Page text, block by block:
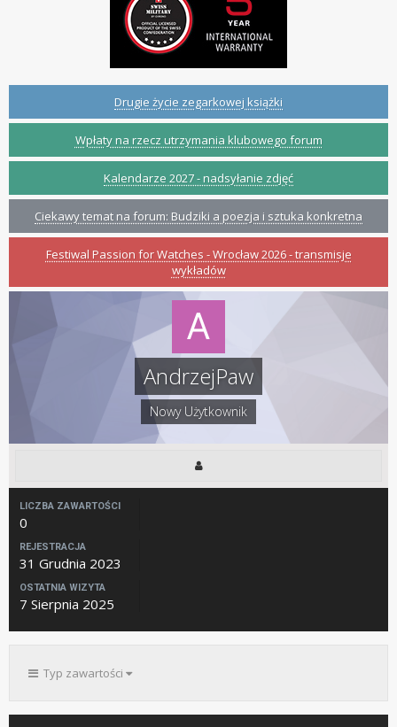
Drugie życie zegarkowej książki
Wpłaty na rzecz utrzymania klubowego forum
Kalendarze 2027 - nadsyłanie zdjęć
Ciekawy temat na forum: Budziki a poezja i sztuka konkretna
Festiwal Passion for Watches - Wrocław 2026 - transmisje
wykładów
AndrzejPaw
Nowy Użytkownik
LICZBA ZAWARTOŚCI
0
REJESTRACJA
31 Grudnia 2023
OSTATNIA WIZYTA
7 Sierpnia 2025
Typ zawartości